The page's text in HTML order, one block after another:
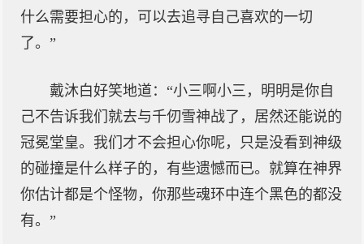
什么需要担心的，可以去追寻自己喜欢的一切
了。”
戴沐白好笑地道：“小三啊小三，明明是你自
己不告诉我们就去与千仞雪神战了，居然还能说的
冠冕堂皇。我们才不会担心你呢，只是没看到神级
的碰撞是什么样子的，有些遗憾而已。就算在神界
你估计都是个怪物，你那些魂环中连个黑色的都没
有。”